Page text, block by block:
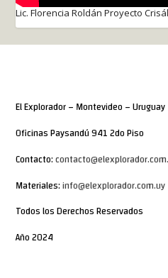
Lic. Florencia Roldán Proyecto
El Explorador – Montevideo – Uruguay
Oficinas Paysandú 941 2do Piso
Contacto:
Materiales:info@elexplorador.com.uy
Todos los Derechos Reservados
Año 2024